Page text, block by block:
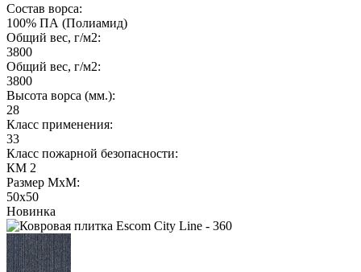
Состав ворса:
100% ПА (Полиамид)
Общий вес, г/м2:
3800
Общий вес, г/м2:
3800
Высота ворса (мм.):
28
Класс применения:
33
Класс пожарной безопасности:
КМ 2
Размер МхМ:
50x50
Новинка